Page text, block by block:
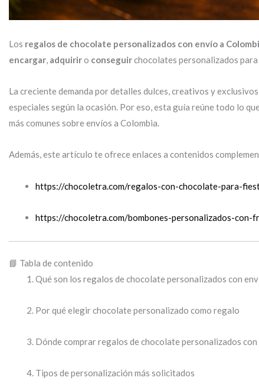
Los regalos de chocolate personalizados con envío a
encargar, adquiriro conseguirchocolates personalizados
La creciente demanda por detalles dulces, creativos y
especiales según la ocasión. Por eso, esta guía reúne todo lo
más comunes sobre envíos a Colombia.
Además, este artículo te ofrece enlaces a contenidos
https://chocoletra.com/regalos-con-chocolate-para-
https://chocoletra.com/bombones-personalizados-con-
📘 Tabla de contenido
Qué son los regalos de chocolate personalizados con
Por qué elegir chocolate personalizado como regalo
Dónde comprar regalos de chocolate personalizados
Tipos de personalización más solicitados